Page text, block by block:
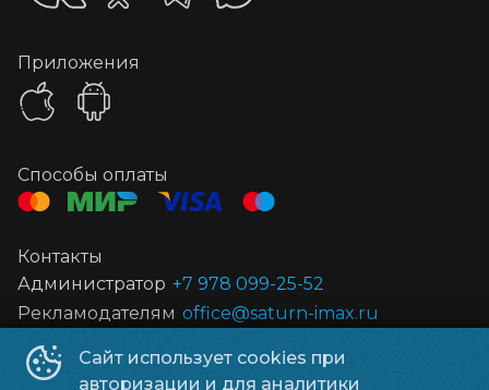
Сайт использует cookies при
авторизации и для аналитики
Приложения
Способы оплаты
Контакты
Администратор +7 978 099-25-52
Рекламодателям office@saturn-imax.ru
ООО ПЛАНЕТА КИНО © 2019-2026